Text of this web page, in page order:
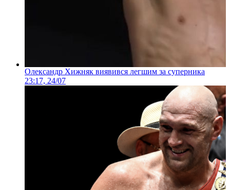
Олександр Хижняк виявився легшим за суперника
23:17, 24/07